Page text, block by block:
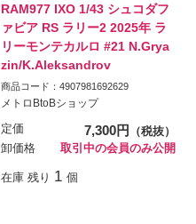
RAM977 IXO 1/43 シュコダフ
ァビア RS ラリー2 2025年 ラ
リーモンテカルロ #21 N.Grya
zin/K.Aleksandrov
商品コード：4907981692629
メトロBtoBショップ
定価 7,300円
（税抜）
卸価格
取引中の会員のみ公開
在庫 残り 1 個